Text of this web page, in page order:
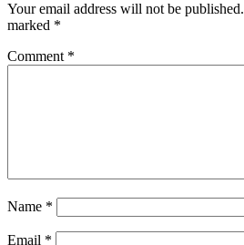
Your email address will not be published.
marked *
Comment *
Name *
Email *